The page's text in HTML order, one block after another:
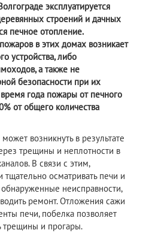
эксплуатируется
строений и дачных
печное отопление.
в этих домах возникает
устройства, либо
а также не
безопасности при их
года пожары от печного
от общего количества
возникнуть в результате
трещины и неплотности в
В связи с этим,
осматривать печи и
неисправности,
ремонт. Отложения сажи
печи, побелка позволяет
трещины и прогары.